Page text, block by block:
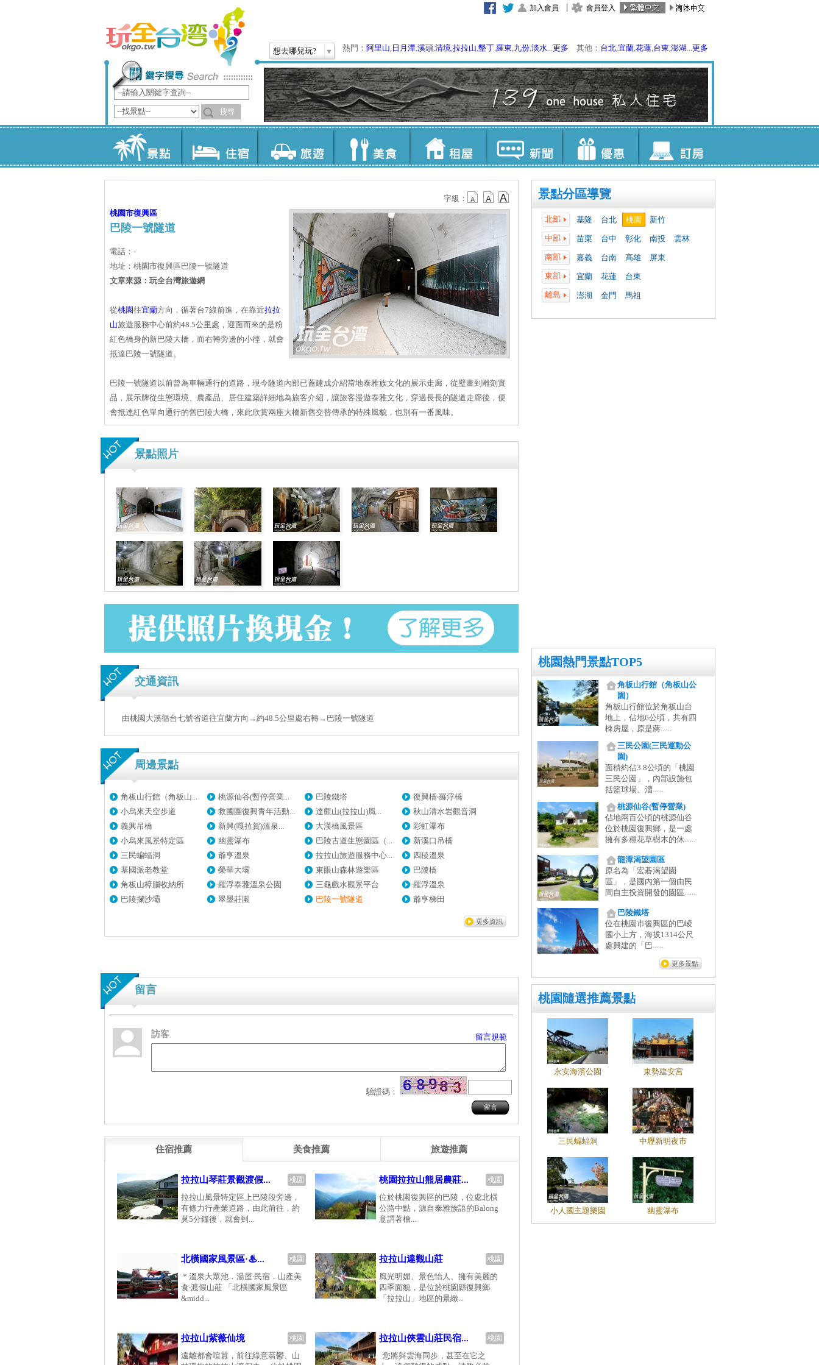
加入會員 會員登入
想去哪兒玩? 熱門： 阿里山, 日月潭,溪頭,清境,拉拉山,墾丁,羅東,九份,淡水...更多 其他： 台北,宜蘭,花蓮,台東,澎湖...更多
景點分區導覽
北部 基隆 台北 桃園
新竹
中部
苗栗 台中 彰化 南投
雲林
南部
嘉義 台南 高雄
屏東
東部
宜蘭 花蓮
台東
離島
澎湖 金門 馬祖
桃園熱門景點TOP5
角板山行館（角板山公
園）
角板山行館位於角板山台
地上，佔地6公頃，共有四
棟房屋，原是蔣......
三民公園(三民運動公
園)
面積約佔3.8公頃的「桃園
三民公園」，內部設施包
括籃球場、溜......
桃源仙谷(暫停營業)
佔地兩百公頃的桃源仙谷
位於桃園復興鄉，是一處
擁有多種花草樹木的休......
龍潭渴望園區
原名為「宏碁渴望園
區」，是國內第一個由民
間自主投資開發的園區......
巴陵鐵塔
位在桃園市復興區的巴崚
國小上方，海拔1314公尺
處興建的「巴......
更多景點
桃園隨選推薦景點
永安海濱公園 東勢建安宮
三民蝙蝠洞 中壢新明夜市
小人國主題樂園 幽靈瀑布
字級：
桃園市復興區
巴陵一號隧道
電話：-
地址：桃園市復興區巴陵一號隧道
文章來源：玩全台灣旅遊網
從桃園往宜蘭方向，循著台7線前進，在靠近拉拉
山旅遊服務中心前約48.5公里處，迎面而來的是粉
紅色橋身的新巴陵大橋，而右轉旁邊的小徑，就會
抵達巴陵一號隧道。
巴陵一號隧道以前曾為車輛通行的道路，現今隧道內部已蓋建成介紹當地泰雅族文化的展示走廊，從壁畫到雕刻實
品，展示牌從生態環境、農產品、居住建築詳細地為旅客介紹，讓旅客漫遊泰雅文化，穿過長長的隧道走廊後，便
會抵達紅色單向通行的舊巴陵大橋，來此欣賞兩座大橋新舊交替傳承的特殊風貌，也別有一番風味。
景點照片
交通資訊
由桃園大溪循台七號省道往宜蘭方向→約48.5公里處右轉→巴陵一號隧道
周邊景點
角板山行館（角板山... 桃源仙谷(暫停營業... 巴陵鐵塔
復興橋‧羅浮橋
小烏來天空步道
救國團復興青年活動... 達觀山(拉拉山)風...
秋山清水岩觀音洞
義興吊橋
新興(嘎拉賀)溫泉... 大漢橋風景區
彩虹瀑布
小烏來風景特定區
幽靈瀑布 巴陵古道生態園區（...
新溪口吊橋
三民蝙蝠洞
爺亨溫泉 拉拉山旅遊服務中心...
四稜溫泉
基國派老教堂
榮華大壩 東眼山森林遊樂區
巴陵橋
角板山樟腦收納所
羅浮泰雅溫泉公園 三龜戲水觀景平台
羅浮溫泉
巴陵攔沙壩
翠墨莊園 巴陵一號隧道 爺亨梯田
更多資訊
留言
訪客 留言規範
驗證碼：
住宿推薦 美食推薦 旅遊推薦
桃園
拉拉山琴莊景觀渡假...
拉拉山風景特定區上巴陵段旁邊，
有條力行產業道路，由此前往，約
莫5分鐘後，就會到...
桃園
桃園拉拉山熊居農莊...
位於桃園復興區的巴陵，位處北橫
公路中點，源自泰雅族語的Balong
意謂著檜...
桃園
北橫國家風景區·♨...
＊溫泉大眾池．湯屋‧民宿．山產美
食‧渡假山莊 「北橫國家風景區
&midd...
桃園
拉拉山達觀山莊
風光明媚、景色怡人、擁有美麗的
四季面貌，是位於桃園縣復興鄉
「拉拉山」地區的景緻...
桃園
拉拉山紫薇仙境
遠離都會喧囂，前往綠意蓊鬱、山
桃園
拉拉山俠雲山莊民宿...
您將與雲海同步，甚至在它之